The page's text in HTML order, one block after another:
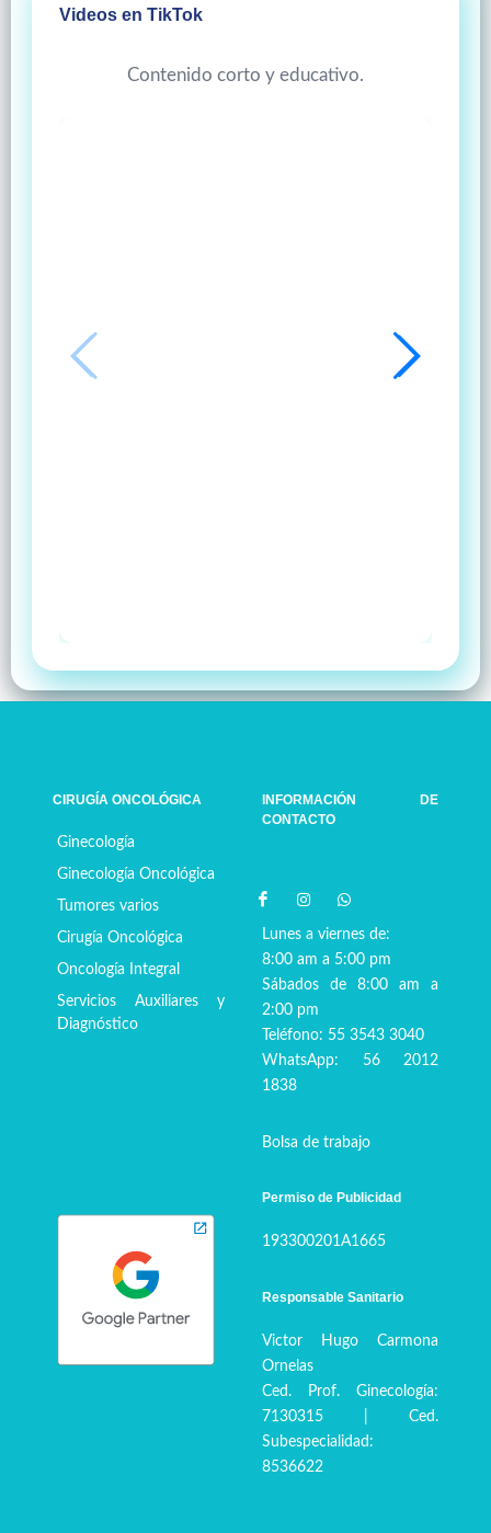
Videos en TikTok
Contenido corto y educativo.
CIRUGÍA ONCOLÓGICA
Ginecología
Ginecología Oncológica
Tumores varios
Cirugía Oncológica
Oncología Integral
Servicios Auxiliares y
Diagnóstico
INFORMACIÓN DE
CONTACTO
Lunes a viernes de:
8:00 am a 5:00 pm
Sábados de 8:00 am a
2:00 pm
Teléfono: 55 3543 3040
WhatsApp: 56 2012
1838
Bolsa de trabajo
Permiso de Publicidad
193300201A1665
Responsable Sanitario
Victor Hugo Carmona
Ornelas
Ced. Prof. Ginecología:
7130315 | Ced.
Subespecialidad:
8536622